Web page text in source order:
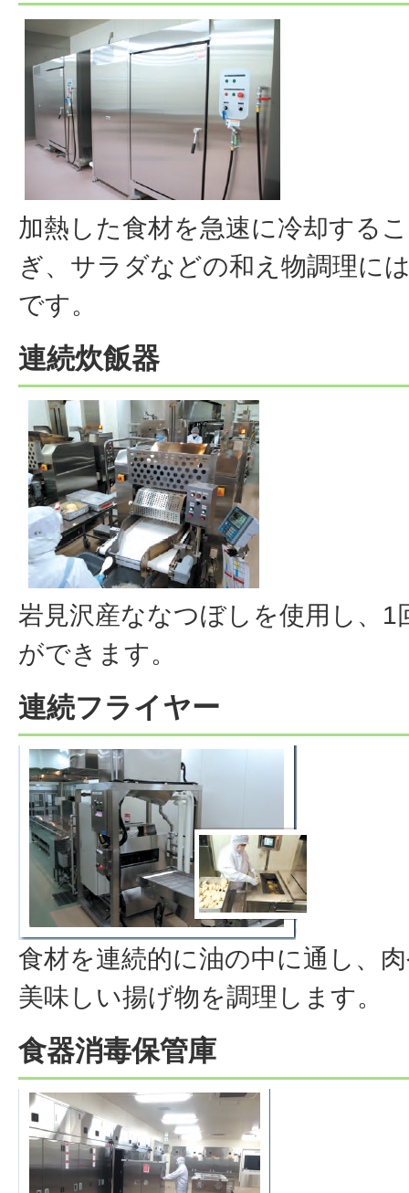
加熱した食材を急速に冷却する
ぎ、サラダなどの和え物調理に
です。
連続炊飯器
岩見沢産ななつぼしを使用し、1
ができます。
連続フライヤー
食材を連続的に油の中に通し、
美味しい揚げ物を調理します。
食器消毒保管庫